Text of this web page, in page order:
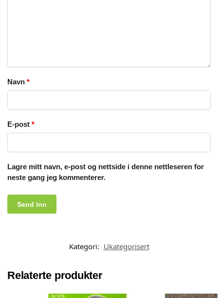
Navn *
E-post *
Lagre mitt navn, e-post og nettside i denne nettleseren for
neste gang jeg kommenterer.
Kategori: Ukategorisert
Relaterte produkter